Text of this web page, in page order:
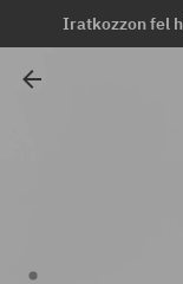
Iratkozzon fel